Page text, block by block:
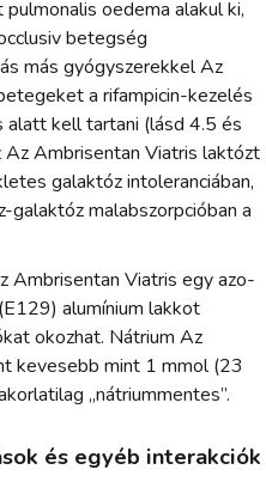
oedema alakul ki,
betegség
más gyógyszerekkel Az
a rifampicin-kezelés
kell tartani (lásd 4.5 és
Ambrisentan Viatris laktózt
galaktóz intoleranciában,
galaktóz malabszorpcióban a
Ambrisentan Viatris egy azo-
alumínium lakkot
okozhat. Nátrium Az
kevesebb mint 1 mmol (23
„nátriummentes”.
és egyéb interakciók